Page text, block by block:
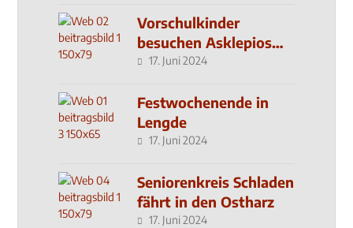
Vorschulkinder
besuchen Asklepios
Klinik
17. Juni 2024
Festwochenende in
Lengde
17. Juni 2024
Seniorenkreis Schladen
fährt in den Ostharz
17. Juni 2024